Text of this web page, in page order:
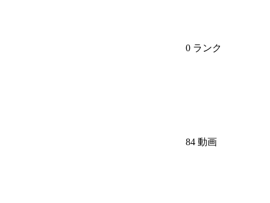
0 ランク
84 動画